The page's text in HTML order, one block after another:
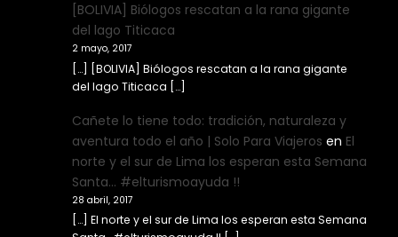
[BOLIVIA] Biólogos rescatan a la rana gigante
del lago Titicaca
2 mayo, 2017
[…] [BOLIVIA] Biólogos rescatan a la rana gigante
del lago Titicaca […]
Cañete lo tiene todo: tradición, naturaleza y
aventura todo el año | Solo Para Viajeros en El
norte y el sur de Lima los esperan esta Semana
Santa… #elturismoayuda !!
28 abril, 2017
[…] El norte y el sur de Lima los esperan esta Semana